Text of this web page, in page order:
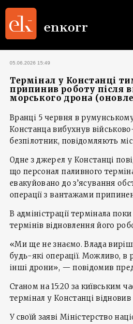
05.06.2026 15:49
Термінал у Констанці
припинив роботу після
морського дрона
Вранці 5 червня в
Констанца вибухнув
безпілотник, повідомляють
Одне з джерел у Констанці
що персонал паливного
евакуйовано до з’ясування
операції з вантажами
В адміністрації термінала
термінів відновлення його
«Ми ще не знаємо. Влада
будь-які операції. Можливо, в
інші дрони», — повідомив
Станом на 15:20 за київським
термінал у Констанці відновив
У своїй заяві Міністерство